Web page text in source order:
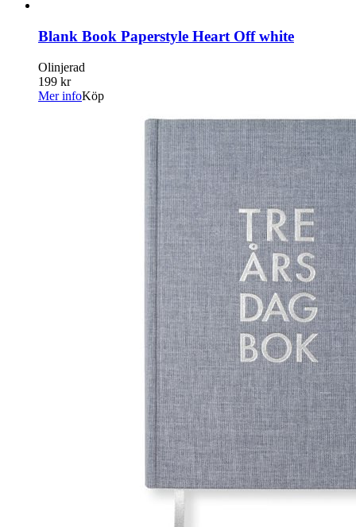
Blank Book Paperstyle Heart Off white
Olinjerad
199 kr
Mer infoKöp